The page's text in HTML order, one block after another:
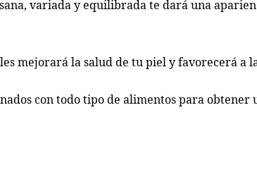
variada y equilibrada te dará una
mejorará la salud de tu piel y favorecerá a
con todo tipo de alimentos para